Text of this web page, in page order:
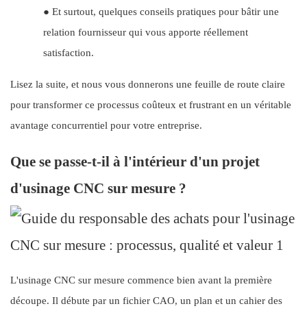
● Et surtout, quelques conseils pratiques pour bâtir une
relation fournisseur qui vous apporte réellement
satisfaction.
Lisez la suite, et nous vous donnerons une feuille de route claire
pour transformer ce processus coûteux et frustrant en un véritable
avantage concurrentiel pour votre entreprise.
Que se passe-t-il à l'intérieur d'un projet
d'usinage CNC sur mesure ?
L'usinage CNC sur mesure commence bien avant la première
découpe. Il débute par un fichier CAO, un plan et un cahier des